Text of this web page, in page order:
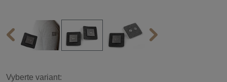
Vyberte variant: